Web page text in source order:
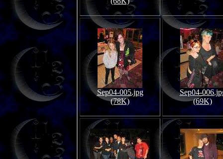
Sep04-005.jpg
(78K)
Sep04-
(69K)